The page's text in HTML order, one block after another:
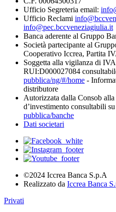
Ufficio Segreteria email:
Ufficio Reclami
info@pec.bccveneziagiulia.it
Banca aderente al Gruppo
Società partecipante al
Cooperativo Iccrea, Partita
Soggetta alla vigilanza di
RUI:D000027084
pubblica/ng/#/home -
distributore
Autorizzata dalla Consob
d’investimento consultabili su
pubblica/banche
Dati societari
©2024 Iccrea Banca S.p.A
Realizzato da Iccrea Banca
Privati